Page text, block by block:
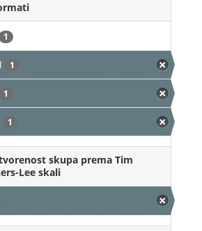
1
1
1
1
skupa prema Tim
Lee skali